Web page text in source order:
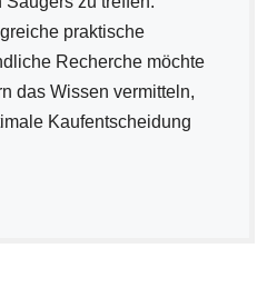
praktische
Recherche möchte
das Wissen vermitteln,
Kaufentscheidung